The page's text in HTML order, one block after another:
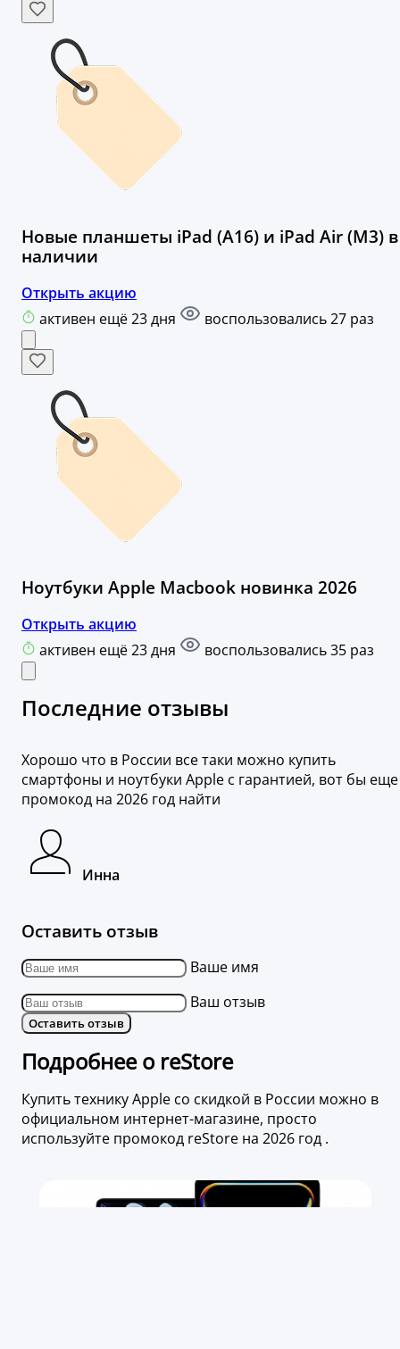
Новые планшеты iPad (A16) и iPad Air (M3) в
наличии
Открыть акцию
активен ещё 23 дня
воспользовались 27 раз
Ноутбуки Apple Macbook новинка 2026
Открыть акцию
активен ещё 23 дня
воспользовались 35 раз
Последние отзывы
Хорошо что в России все таки можно купить
смартфоны и ноутбуки Apple с гарантией, вот бы еще
промокод на 2026 год найти
Инна
Оставить отзыв
Ваше имя
Ваш отзыв
Оставить отзыв
Подробнее о reStore
Купить технику Apple со скидкой в России можно в
официальном интернет-магазине, просто
используйте промокод reStore на 2026 год .